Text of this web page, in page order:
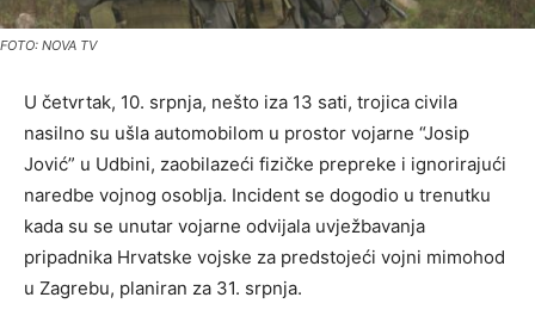
FOTO: NOVA TV
U četvrtak, 10. srpnja, nešto iza 13 sati, trojica civila
nasilno su ušla automobilom u prostor vojarne “Josip
Jović” u Udbini, zaobilazeći fizičke prepreke i ignorirajući
naredbe vojnog osoblja. Incident se dogodio u trenutku
kada su se unutar vojarne odvijala uvježbavanja
pripadnika Hrvatske vojske za predstojeći vojni mimohod
u Zagrebu, planiran za 31. srpnja.